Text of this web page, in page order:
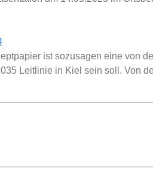
ist sozusagen eine von
Leitlinie in Kiel sein soll. Von